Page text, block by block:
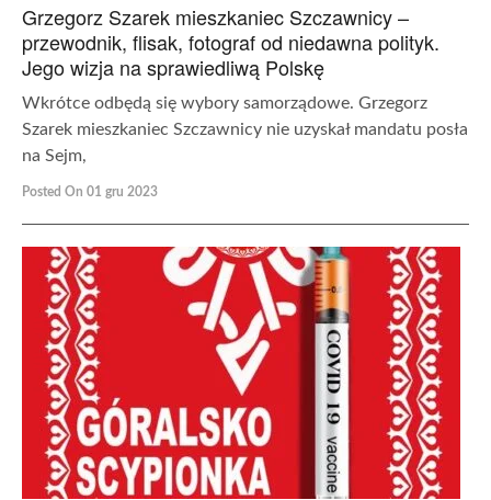
Grzegorz Szarek mieszkaniec Szczawnicy –
przewodnik, flisak, fotograf od niedawna polityk.
Jego wizja na sprawiedliwą Polskę
Wkrótce odbędą się wybory samorządowe. Grzegorz
Szarek mieszkaniec Szczawnicy nie uzyskał mandatu posła
na Sejm,
Posted On 01 gru 2023